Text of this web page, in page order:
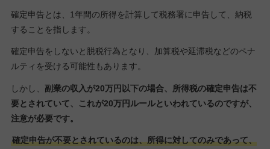
確定申告とは、1年間の所得を計算して税務署に申告して、納税
することを指します。
確定申告をしないと脱税行為となり、加算税や延滞税などのペナ
ルティを受ける可能性もあります。
しかし、 副業の収入が20万円以下の場合、所得税の確定申告は不
要とされていて、これが20万円ルールといわれているのですが、
注意が必要です。
確定申告が不要とされているのは、所得に対してのみであって、